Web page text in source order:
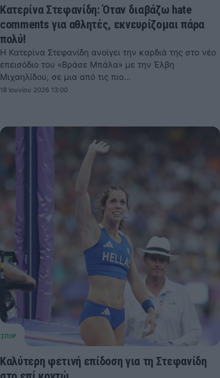
Κατερίνα Στεφανίδη: Όταν διαβάζω hate
comments για αθλητές, εκνευρίζομαι πάρα
πολύ!
Η Κατερίνα Στεφανίδη ανοίγει την καρδιά της στο νέο
επεισόδιο του «Βράσε Μπάλα» με την Έλβη
Μιχαηλίδου, σε μια από τις πιο…
18 Ιουνίου 2026 13:00
Καλύτερη φετινή επίδοση για τη Στεφανίδη